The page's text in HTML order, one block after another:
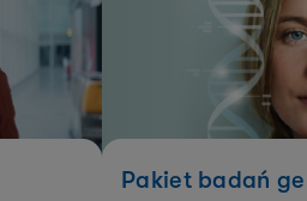
Pakiet badań